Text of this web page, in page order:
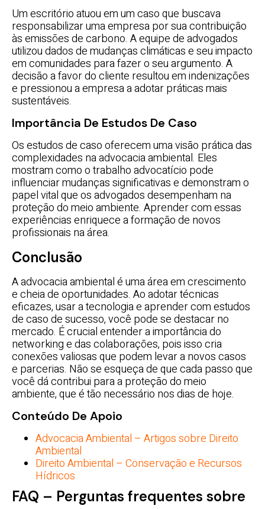
Um escritório atuou em um caso que buscava
responsabilizar uma empresa por sua contribuição
às emissões de carbono. A equipe de advogados
utilizou dados de mudanças climáticas e seu impacto
em comunidades para fazer o seu argumento. A
decisão a favor do cliente resultou em indenizações
e pressionou a empresa a adotar práticas mais
sustentáveis.
Importância De Estudos De Caso
Os estudos de caso oferecem uma visão prática das
complexidades na advocacia ambiental. Eles
mostram como o trabalho advocatício pode
influenciar mudanças significativas e demonstram o
papel vital que os advogados desempenham na
proteção do meio ambiente. Aprender com essas
experiências enriquece a formação de novos
profissionais na área.
Conclusão
A advocacia ambiental é uma área em crescimento
e cheia de oportunidades. Ao adotar técnicas
eficazes, usar a tecnologia e aprender com estudos
de caso de sucesso, você pode se destacar no
mercado. É crucial entender a importância do
networking e das colaborações, pois isso cria
conexões valiosas que podem levar a novos casos
e parcerias. Não se esqueça de que cada passo que
você dá contribui para a proteção do meio
ambiente, que é tão necessário nos dias de hoje.
Conteúdo De Apoio
Advocacia Ambiental – Artigos sobre Direito
Ambiental
Direito Ambiental – Conservação e Recursos
Hídricos
FAQ – Perguntas frequentes sobre